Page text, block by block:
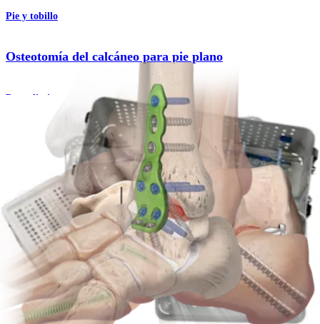
Pie y tobillo
Osteotomía del calcáneo para pie plano
Procedimiento
Pie y tobillo
Artrodesis subtalar (Pie plano)
Procedimiento
Pie y tobillo
Placas para fusión de tobillo